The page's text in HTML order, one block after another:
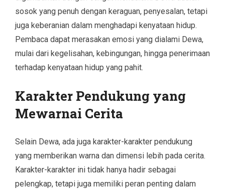
sosok yang penuh dengan keraguan, penyesalan, tetapi
juga keberanian dalam menghadapi kenyataan hidup.
Pembaca dapat merasakan emosi yang dialami Dewa,
mulai dari kegelisahan, kebingungan, hingga penerimaan
terhadap kenyataan hidup yang pahit.
Karakter Pendukung yang
Mewarnai Cerita
Selain Dewa, ada juga karakter-karakter pendukung
yang memberikan warna dan dimensi lebih pada cerita.
Karakter-karakter ini tidak hanya hadir sebagai
pelengkap, tetapi juga memiliki peran penting dalam